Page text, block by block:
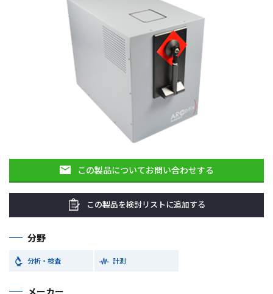
この製品についてお問い合わせする
この製品を検討リストに追加する
分野
分析・検査 計測
メーカー